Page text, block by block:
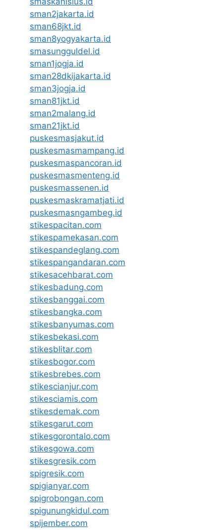
sman2jakarta.id
sman68jkt.id
sman8yogyakarta.id
smasungguldel.id
sman1jogja.id
sman28dkijakarta.id
sman3jogja.id
sman81jkt.id
sman2malang.id
sman21jkt.id
puskesmasjakut.id
puskesmasmampang.id
puskesmaspancoran.id
puskesmasmenteng.id
puskesmassenen.id
puskesmaskramatjati.id
puskesmasngambeg.id
stikespacitan.com
stikespamekasan.com
stikespandeglang.com
stikespangandaran.com
stikesacehbarat.com
stikesbadung.com
stikesbanggai.com
stikesbangka.com
stikesbanyumas.com
stikesbekasi.com
stikesblitar.com
stikesbogor.com
stikesbrebes.com
stikescianjur.com
stikesciamis.com
stikesdemak.com
stikesgarut.com
stikesgorontalo.com
stikesgowa.com
stikesgresik.com
spigresik.com
spigianyar.com
spigrobongan.com
spigunungkidul.com
spijember.com